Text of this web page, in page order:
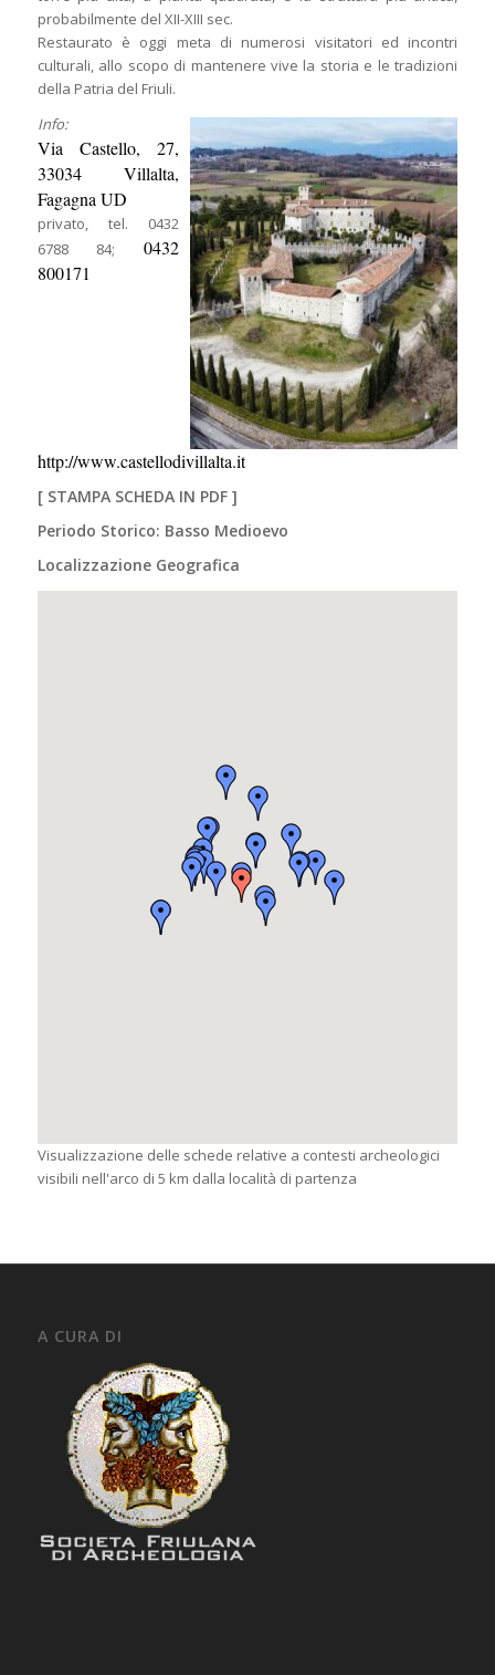
probabilmente del XII-XIII sec.
Restaurato è oggi meta di numerosi visitatori ed incontri
culturali, allo scopo di mantenere vive la storia e le tradizioni
della Patria del Friuli.
Info:
Via Castello, 27,
33034 Villalta,
Fagagna UD
privato, tel. 0432
6788 84;0432
800171
http://www.castellodivillalta.it
[ STAMPA SCHEDA IN PDF]
Periodo Storico: Basso Medioevo
Localizzazione Geografica
Visualizzazione delle schede relative a contesti archeologici
visibili nell'arco di 5 km dalla località di partenza
A CURA DI